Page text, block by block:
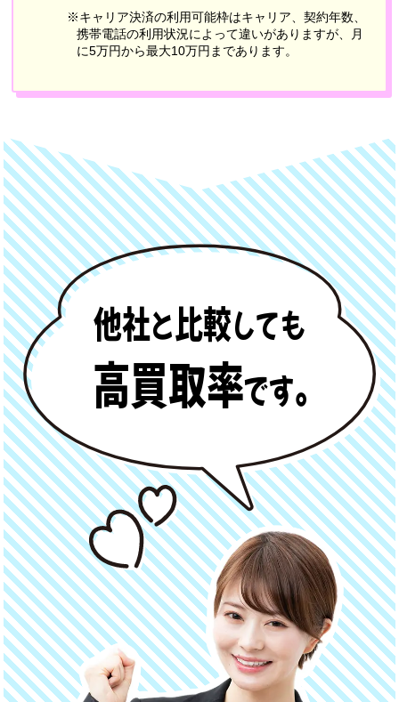
※キャリア決済の利用可能枠はキャリア、契約年数、
携帯電話の利用状況によって違いがありますが、月
に5万円から最大10万円まであります。
他社と比較しても
高買取率です。